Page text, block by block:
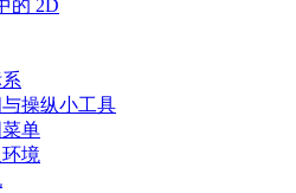
的 2D
操纵小工具
单
境